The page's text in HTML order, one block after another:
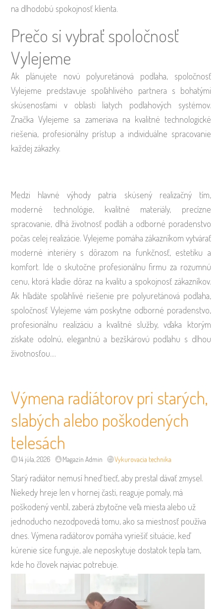
na dlhodobú spokojnosť klienta.
Prečo si vybrať spoločnosť
Vylejeme
Ak plánujete novú polyuretánová podlaha, spoločnosť
Vylejeme predstavuje spoľahlivého partnera s bohatými
skúsenosťami v oblasti liatych podlahových systémov.
Značka Vylejeme sa zameriava na kvalitné technologické
riešenia, profesionálny prístup a individuálne spracovanie
každej zákazky.
Medzi hlavné výhody patria skúsený realizačný tím,
moderné technológie, kvalitné materiály, precízne
spracovanie, dlhá životnosť podláh a odborné poradenstvo
počas celej realizácie. Vylejeme pomáha zákazníkom vytvárať
moderné interiéry s dôrazom na funkčnosť, estetiku a
komfort. Ide o skutočne profesionálnu firmu za rozumnú
cenu, ktorá kladie dôraz na kvalitu a spokojnosť zákazníkov.
Ak hľadáte spoľahlivé riešenie pre polyuretánová podlaha,
spoločnosť Vylejeme vám poskytne odborné poradenstvo,
profesionálnu realizáciu a kvalitné služby, vďaka ktorým
získate odolnú, elegantnú a bezškárovú podlahu s dlhou
životnosťou.…
Výmena radiátorov pri starých,
slabých alebo poškodených
telesách
14 júla, 2026 Magazín Admin Vykurovacia technika
Starý radiátor nemusí hneď tiecť, aby prestal dávať zmysel.
Niekedy hreje len v hornej časti, reaguje pomaly, má
poškodený ventil, zaberá zbytočne veľa miesta alebo už
jednoducho nezodpovedá tomu, ako sa miestnosť používa
dnes. Výmena radiátorov pomáha vyriešiť situácie, keď
kúrenie síce funguje, ale neposkytuje dostatok tepla tam,
kde ho človek najviac potrebuje.